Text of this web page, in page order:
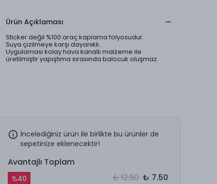
Ürün Açıklaması
Sticker değil %100 araç kaplama folyosudur.
Suya çizilmeye karşı dayanıklı.
Uygulaması kolay hava kanallı malzeme ile
üretilmiştir yapıştıma sırasında balocuk oluşmaz.
İncelediğiniz ürün ile birlikte bu ürünler de
sepetinize eklenecektir!
Avantajlı Toplam
%40 ₺ 12.50 ₺ 7.50